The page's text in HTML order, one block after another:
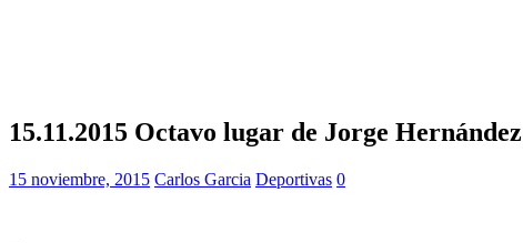
15.11.2015 Octavo lugar de Jorge
15 noviembre, 2015 Carlos Garcia Deportivas 0